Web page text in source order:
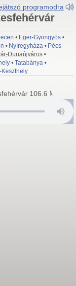
programodra
• Eger-Gyöngyös •
• Nyíregyháza • Pécs-
Dunaújváros •
• Tatabánya •
106.6 MHz;